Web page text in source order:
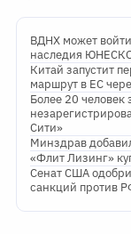
ВДНХ может
наследия
Китай запустит
маршрут в ЕС
Более 20
Сити»
Минздрав
«Флит Лизинг»
Сенат США
санкций против